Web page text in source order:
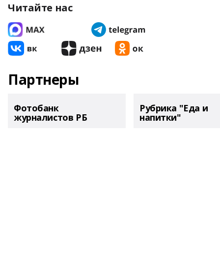
Читайте нас
Партнеры
Фотобанк
журналистов РБ
Рубрика "Еда и
напитки"